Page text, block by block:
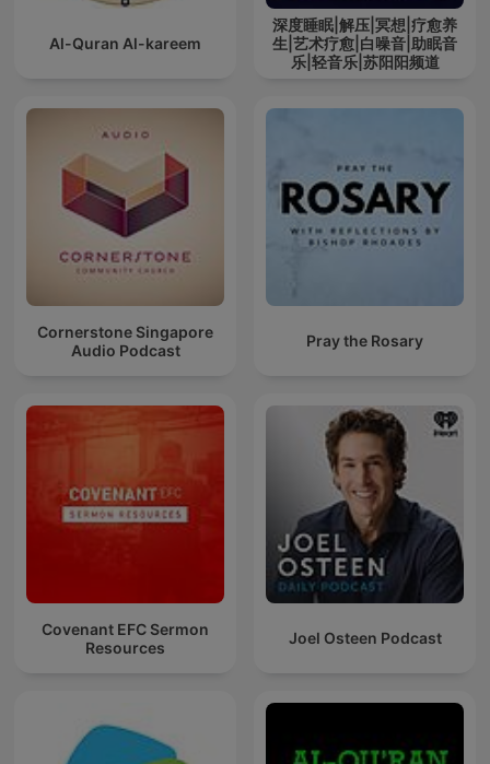
Al-Quran Al-kareem
深度睡眠|解压|冥想|疗愈养
生|艺术疗愈|白噪音|助眠音
乐|轻音乐|苏阳阳频道
Cornerstone Singapore
Audio Podcast
Pray the Rosary
Covenant EFC Sermon
Resources
Joel Osteen Podcast